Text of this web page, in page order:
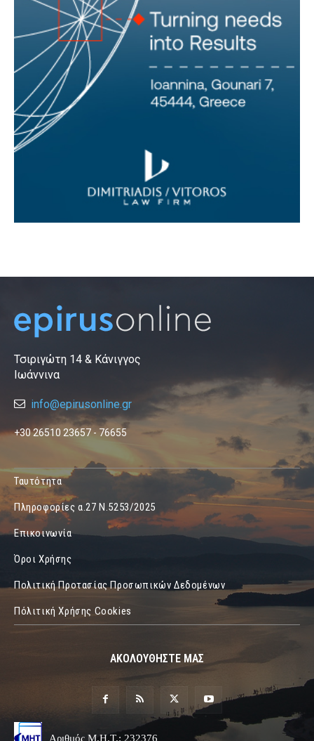
Τσιριγώτη 14 & Κάνιγγος
Ιωάννινα
info@epirusonline.gr
+30 26510 23657 - 76655
Ταυτότητα
Πληροφορίες α.27 Ν.5253/2025
Επικοινωνία
Όροι Χρήσης
Πολιτική Προτασίας Προσωπικών Δεδομένων
Πόλιτική Χρήσης Cookies
ΑΚΟΛΟΥΘΗΣΤΕ ΜΑΣ
Αριθμός Μ.Η.Τ.: 232376